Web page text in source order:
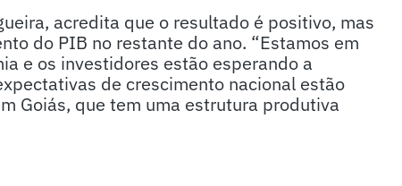
acredita que o resultado é positivo, mas
do PIB no restante do ano. “Estamos em
e os investidores estão esperando a
de crescimento nacional estão
Goiás, que tem uma estrutura produtiva